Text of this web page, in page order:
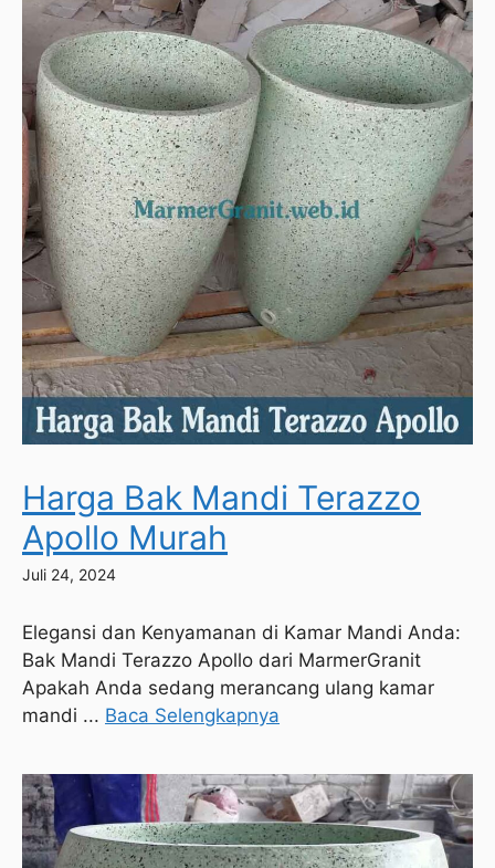
Harga Bak Mandi Terazzo
Apollo Murah
Juli 24, 2024
Elegansi dan Kenyamanan di Kamar Mandi Anda:
Bak Mandi Terazzo Apollo dari MarmerGranit
Apakah Anda sedang merancang ulang kamar
mandi ... Baca Selengkapnya